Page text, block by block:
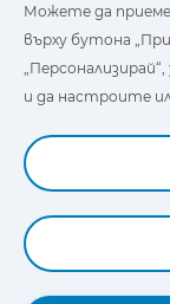
Тази страница
тях и да
Можете да
върху бутона
и да настроите